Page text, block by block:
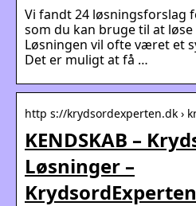
Vi fandt 24 løsningsforslag
som du kan bruge til at
Løsningen vil ofte været et
Det er muligt at få …
http s://krydsordexperten.dk ›
KENDSKAB –
Løsninger –